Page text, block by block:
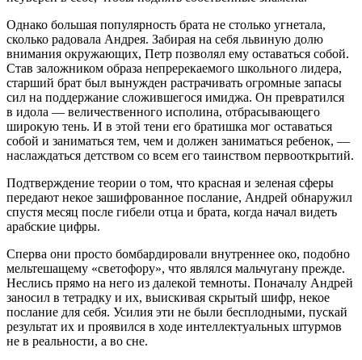
Однако большая популярность брата не столько угнетала,
сколько радовала Андрея. Забирая на себя львиную долю
внимания окружающих, Петр позволял ему оставаться собой.
Став заложником образа непререкаемого школьного лидера,
старший брат был вынужден растрачивать огромные запасы
сил на поддержание сложившегося имиджа. Он превратился
в идола — величественного исполина, отбрасывающего
широкую тень. И в этой тени его братишка мог оставаться
собой и заниматься тем, чем и должен заниматься ребенок, —
наслаждаться детством со всем его таинством первооткрытий.
Подтверждение теории о том, что красная и зеленая сферы
передают некое зашифрованное послание, Андрей обнаружил
спустя месяц после гибели отца и брата, когда начал видеть
арабские цифры.
Сперва они просто бомбардировали внутреннее око, подобно
мельтешащему «светофору», что являлся мальчугану прежде.
Неслись прямо на него из далекой темноты. Поначалу Андрей
заносил в тетрадку и их, выискивая скрытый шифр, некое
послание для себя. Усилия эти не были бесплодными, пускай
результат их и проявился в ходе интеллектуальных штурмов
не в реальности, а во сне.